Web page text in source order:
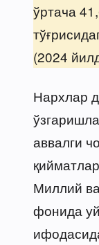
ўртача
(2024
Нархлар
аввалги
Миллий
фонида